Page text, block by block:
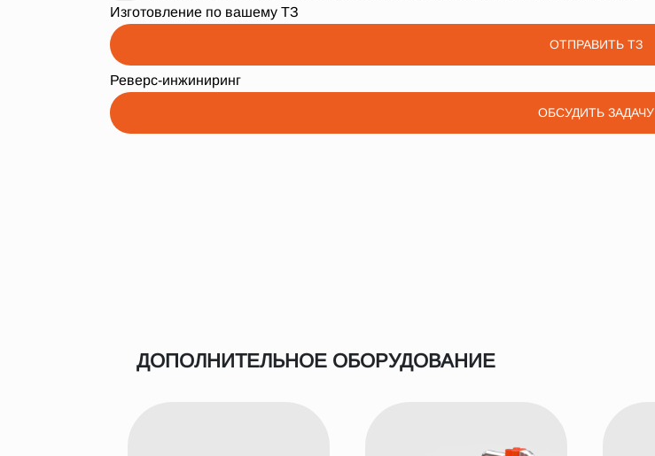
Изготовление по вашему ТЗ
ОТПРАВИТЬ ТЗ
Реверс-инжиниринг
ОБСУДИТЬ ЗАДАЧУ
ДОПОЛНИТЕЛЬНОЕ ОБОРУДОВАНИЕ